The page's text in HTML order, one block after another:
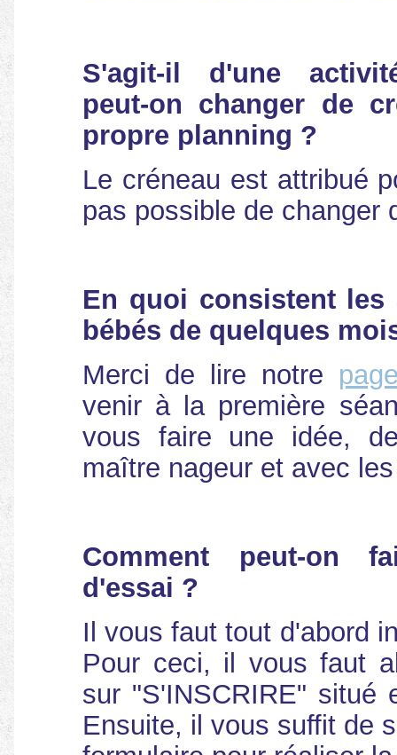
S'agit-il d'une
peut-on changer de
propre planning ?
Le créneau est attribué
pas possible de changer
En quoi consistent
bébés de quelques
Merci de lire notre
venir à la première
vous faire une idée,
maître nageur et avec
Comment peut-on
d'essai ?
Il vous faut tout d'abord
Pour ceci, il vous faut
sur "S'INSCRIRE" situé
Ensuite, il vous suffit de